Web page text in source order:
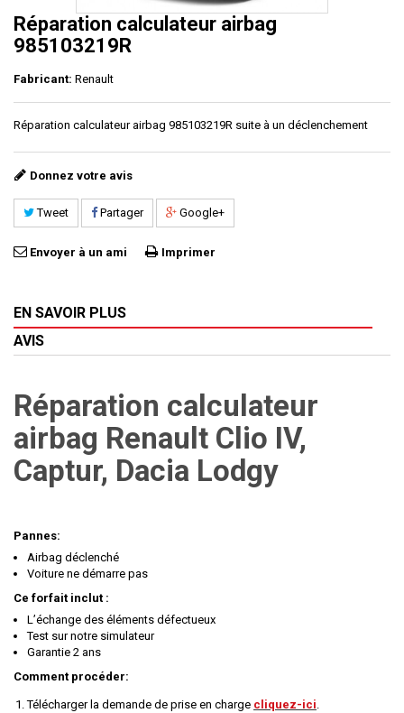
Réparation calculateur airbag
985103219R
Fabricant: Renault
Réparation calculateur airbag 985103219R suite à un déclenchement
Donnez votre avis
Tweet Partager Google+
Envoyer à un ami Imprimer
EN SAVOIR PLUS
AVIS
Réparation calculateur
airbag Renault Clio IV,
Captur, Dacia Lodgy
Pannes:
Airbag déclenché
Voiture ne démarre pas
Ce forfait inclut :
L’échange des éléments défectueux
Test sur notre simulateur
Garantie 2 ans
Comment procéder:
Télécharger la demande de prise en charge cliquez-ici.